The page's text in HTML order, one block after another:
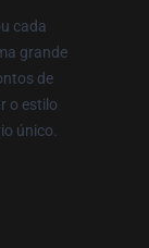
cada
grande
de
o estilo
único.